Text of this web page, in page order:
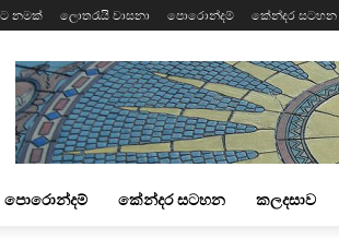
නමක් ලොතරැයි වාසනා පොරොන්දම් කේන්දර සටහන
පොරොන්දම් කේන්දර සටහන කලදසාව